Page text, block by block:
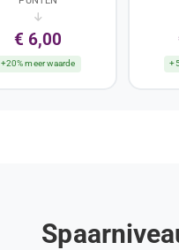
€ 6,00
+20% meer waarde